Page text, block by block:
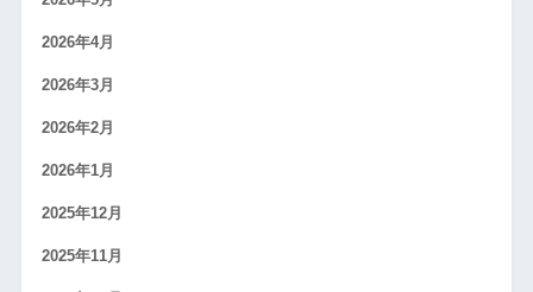
2026年4月
2026年3月
2026年2月
2026年1月
2025年12月
2025年11月